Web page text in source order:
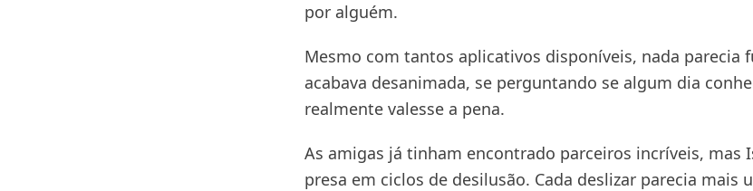
por alguém.
Mesmo com tantos aplicativos disponíveis, nada parecia
acabava desanimada, se perguntando se algum dia
realmente valesse a pena.
As amigas já tinham encontrado parceiros incríveis, mas
presa em ciclos de desilusão. Cada deslizar parecia mais